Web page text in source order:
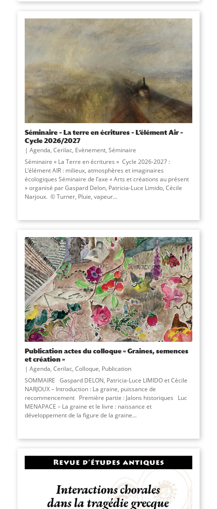
Séminaire – La terre en écritures – L’élément Air –
Cycle 2026/2027
Agenda, Cerilac, Evènement, Séminaire
Séminaire « La Terre en écritures » Cycle 2026-2027 :
L‘élément AIR : milieux, atmosphères et imaginaires
écologiques Séminaire de l’axe « Arts et créations au présent
» organisé par Gaspard Delon, Patricia-Luce Limido, Cécile
Narjoux. © Turner, Pluie, vapeur...
Publication actes du colloque « Graines, semences
et création »
Agenda, Cerilac, Colloque, Publication
SOMMAIRE Gaspard DELON, Patricia-Luce LIMIDO et Cécile
NARJOUX – Introduction : La graine, puissance de
recommencement Première partie : Jalons historiques Luc
MENAPACE – La graine et le livre : naissance et
développement de la figure de la graine...